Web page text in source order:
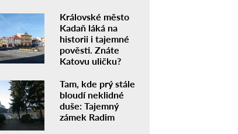
Královské město
Kadaň láká na
historii i tajemné
pověsti. Znáte
Katovu uličku?
Tam, kde prý stále
bloudí neklidné
duše: Tajemný
zámek Radim